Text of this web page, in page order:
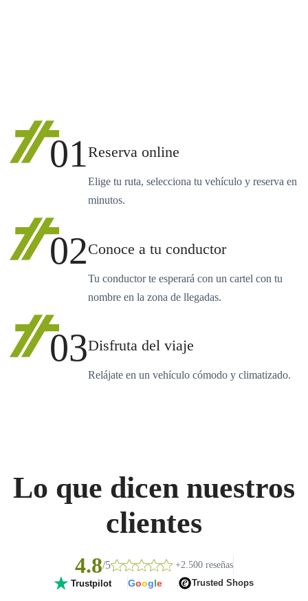
01Reserva online
Elige tu ruta, selecciona tu vehículo y reserva en
minutos.
02Conoce a tu conductor
Tu conductor te esperará con un cartel con tu
nombre en la zona de llegadas.
03Disfruta del viaje
Relájate en un vehículo cómodo y climatizado.
Lo que dicen nuestros
clientes
4.8/5 +2.500 reseñas
Trustpilot Google Trusted Shops